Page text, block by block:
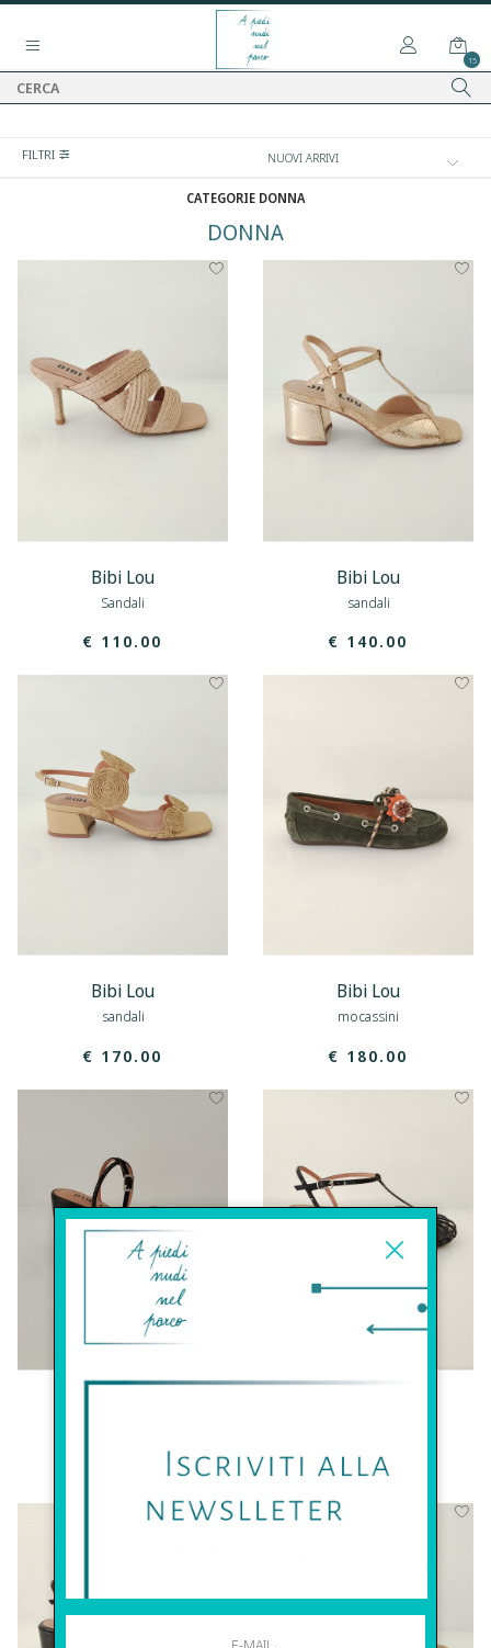
15
FILTRI
CATEGORIE DONNA
DONNA
Bibi Lou
Sandali
€ 110.00
Bibi Lou
sandali
€ 140.00
Bibi Lou
sandali
€ 170.00
Bibi Lou
mocassini
€ 180.00
€ 180.00